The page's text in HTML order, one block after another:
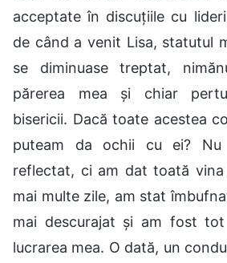
acceptate în discuțiile cu
de când a venit Lisa, statutul
se diminuase treptat,
părerea mea și chiar
bisericii. Dacă toate acestea
puteam da ochii cu ei?
reflectat, ci am dat toată
mai multe zile, am stat
mai descurajat și am fost
lucrarea mea. O dată, un